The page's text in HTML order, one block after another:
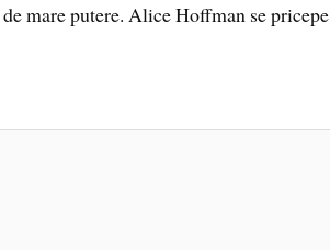
mare putere. Alice Hoffman se pricepe